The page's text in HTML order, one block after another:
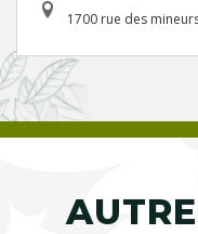
1700 rue des